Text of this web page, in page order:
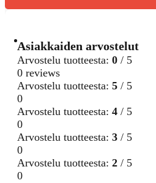
Asiakkaiden arvostelut
Arvostelu tuotteesta: 0 / 5
0 reviews
Arvostelu tuotteesta: 5 / 5
0
Arvostelu tuotteesta: 4 / 5
0
Arvostelu tuotteesta: 3 / 5
0
Arvostelu tuotteesta: 2 / 5
0